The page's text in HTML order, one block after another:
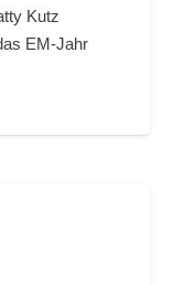
Kutz
EM-Jahr